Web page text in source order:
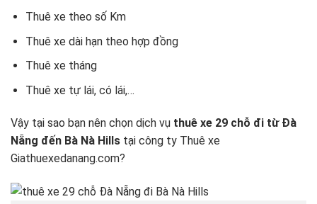
Thuê xe theo số Km
Thuê xe dài hạn theo hợp đồng
Thuê xe tháng
Thuê xe tự lái, có lái,…
Vậy tại sao bạn nên chọn dịch vụ thuê xe 29 chỗ đi từ Đà
Nẵng đến Bà Nà Hills tại công ty Thuê xe
Giathuexedanang.com?